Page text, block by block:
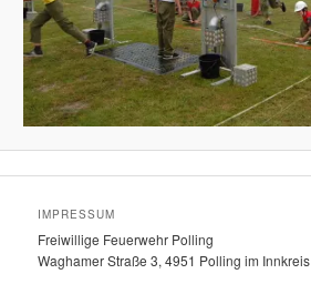
IMPRESSUM
Freiwillige Feuerwehr Polling
Waghamer Straße 3, 4951 Polling im Innkreis